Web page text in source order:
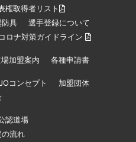
権取得者リスト
防具
選手登録について
コロナ対策ガイドライン
加盟案内 各種申請書
コンセプト
加盟団体
認道場
流れ